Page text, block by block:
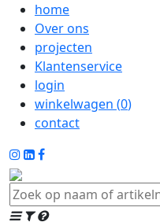
home
Over ons
projecten
Klantenservice
login
winkelwagen (0)
contact